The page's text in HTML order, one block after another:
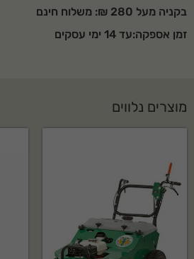
בקניה מעל 280 ₪: משלוח חינם
זמן אספקה:עד 14 ימי עסקים
מוצרים נלווים